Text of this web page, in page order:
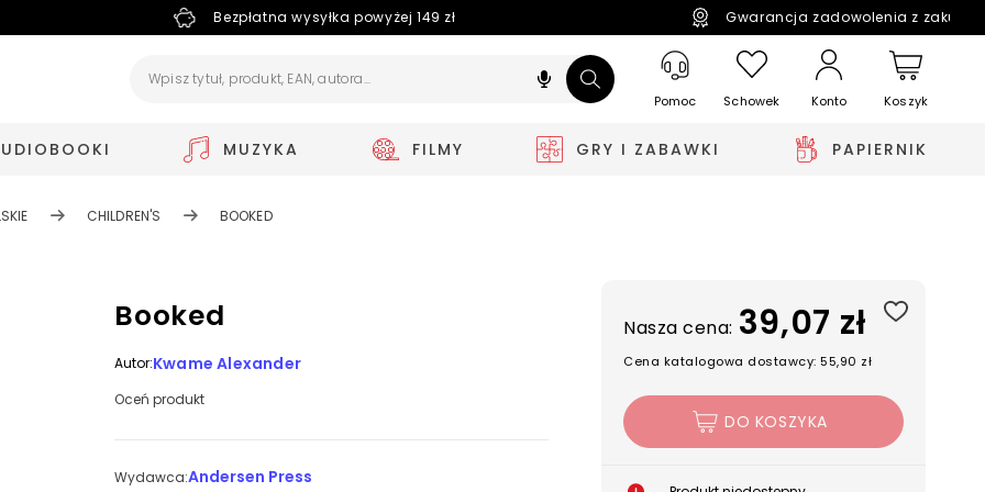
Bezpłatna wysyłka powyżej 149 zł Gwarancja zadowolenia z
Pomoc Schowek Konto Koszyk
MUZYKA FILMY GRY I ZABAWKI PAPIERNIK
CHILDREN'S BOOKED
Booked
Autor:Kwame Alexander
Oceń produkt
Wydawca:Andersen Press
Nasza cena: 39,07 zł
Cena katalogowa dostawcy: 55,90 zł
DO KOSZYKA